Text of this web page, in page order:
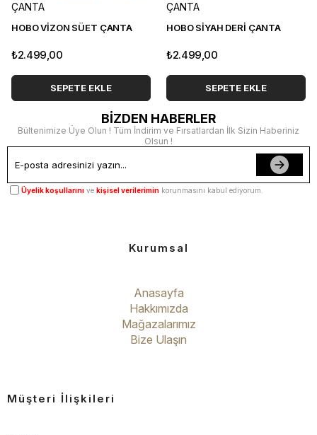
ÇANTA
HOBO VİZON SÜET ÇANTA
₺2.499,00
SEPETE EKLE
ÇANTA
HOBO SİYAH DERİ ÇANTA
₺2.499,00
SEPETE EKLE
BİZDEN HABERLER
Bültenimize Üye Olun ! Tüm İndirim ve Fırsatlardan İlk Sizin Haberiniz
Olsun !
Üyelik koşullarını ve kişisel verilerimin korunmasını kabul ediyorum.
Kurumsal
Anasayfa
Hakkımızda
Mağazalarımız
Bize Ulaşın
Müşteri İlişkileri